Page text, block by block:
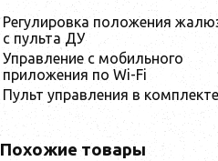
Регулировка положения
с пульта ДУ
Управление c мобильного
приложения по Wi-Fi
Пульт управления в комплекте
Похожие товары